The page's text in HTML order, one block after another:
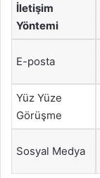
İletişim
Yöntemi
E-posta
Yüz Yüze
Görüşme
Sosyal Medya